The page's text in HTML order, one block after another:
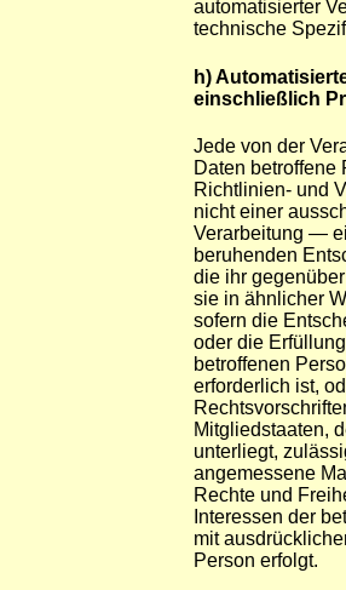
automatisierter
technische
h)
einschließlich
Jede von der
Daten betroffene
Richtlinien- und
nicht einer
Verarbeitung —
beruhenden
die ihr
sie in ähnlicher
sofern die
oder die
betroffenen
erforderlich ist,
Mitgliedstaaten,
unterliegt,
angemessene
Rechte und
Interessen der
mit
Person erfolgt.